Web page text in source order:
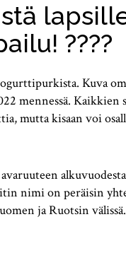
????️
Kuva
mennessä.
mutta kisaan voi
nimi on peräisin
ja Ruotsin välissä.